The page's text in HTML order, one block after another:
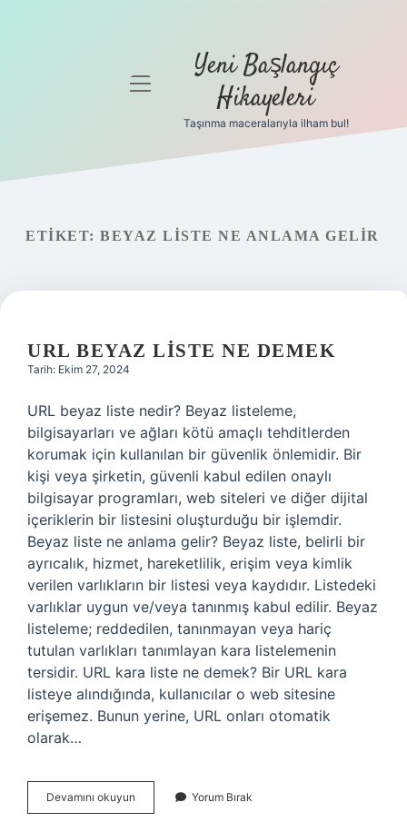
Gizlilik
Yasal Uyarı
Hakkımızda
menüyü
Yeni Başlangıç
Hikayeleri
Taşınma maceralarıyla ilham bul!
ETIKET: BEYAZ LISTE NE ANLAMA GELIR
URL BEYAZ LISTE NE DEMEK
Tarih: Ekim 27, 2024
URL beyaz liste nedir? Beyaz listeleme,
bilgisayarları ve ağları kötü amaçlı tehditlerden
korumak için kullanılan bir güvenlik önlemidir. Bir
kişi veya şirketin, güvenli kabul edilen onaylı
bilgisayar programları, web siteleri ve diğer dijital
içeriklerin bir listesini oluşturduğu bir işlemdir.
Beyaz liste ne anlama gelir? Beyaz liste, belirli bir
ayrıcalık, hizmet, hareketlilik, erişim veya kimlik
verilen varlıkların bir listesi veya kaydıdır. Listedeki
varlıklar uygun ve/veya tanınmış kabul edilir. Beyaz
listeleme; reddedilen, tanınmayan veya hariç
tutulan varlıkları tanımlayan kara listelemenin
tersidir. URL kara liste ne demek? Bir URL kara
listeye alındığında, kullanıcılar o web sitesine
erişemez. Bunun yerine, URL onları otomatik
olarak…
Devamını okuyun
Beyaz
Yorum Bırak